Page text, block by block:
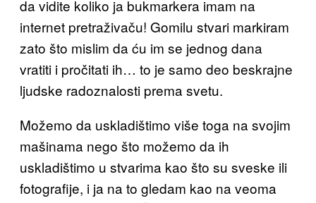
da vidite koliko ja bukmarkera imam na
internet pretraživaču! Gomilu stvari markiram
zato što mislim da ću im se jednog dana
vratiti i pročitati ih… to je samo deo beskrajne
ljudske radoznalosti prema svetu.
Možemo da uskladištimo više toga na svojim
mašinama nego što možemo da ih
uskladištimo u stvarima kao što su sveske ili
fotografije, i ja na to gledam kao na veoma